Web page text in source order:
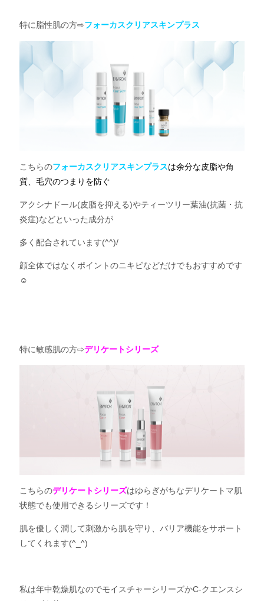
特に脂性肌の方⇨フォーカスクリアスキンプラス
こちらのフォーカスクリアスキンプラスは余分な皮脂や角
質、毛穴のつまりを防ぐ
アクシナドール(皮脂を抑える)やティーツリー葉油(抗菌・抗
炎症)などといった成分が
多く配合されています(^^)/
顔全体ではなくポイントのニキビなどだけでもおすすめです
☺
特に敏感肌の方⇨デリケートシリーズ
こちらのデリケートシリーズはゆらぎがちなデリケートマ肌
状態でも使用できるシリーズです！
肌を優しく潤して刺激から肌を守り、バリア機能をサポート
してくれます(^_^)
私は年中乾燥肌なのでモイスチャーシリーズかC-クエンスシ